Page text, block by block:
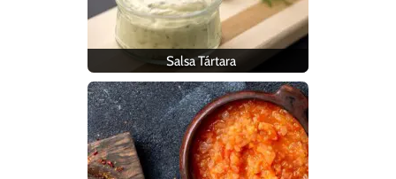
Salsa Tártara